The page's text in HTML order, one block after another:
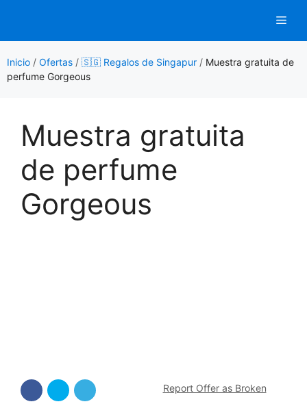
contenido
Inicio / Ofertas / 🇸🇬 Regalos de Singapur / Muestra gratuita de
perfume Gorgeous
Muestra gratuita
de perfume
Gorgeous
Report Offer as Broken